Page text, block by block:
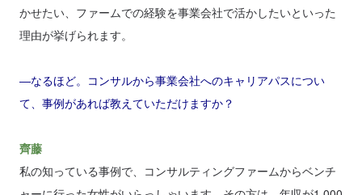
かせたい、ファームでの経験を事業会社で活かしたいといった
理由が挙げられます。
―なるほど。コンサルから事業会社へのキャリアパスについ
て、事例があれば教えていただけますか？
齊藤
私の知っている事例で、コンサルティングファームからベンチ